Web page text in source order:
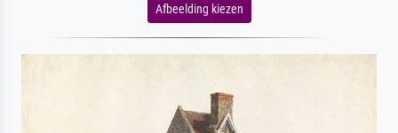
Afbeelding kiezen